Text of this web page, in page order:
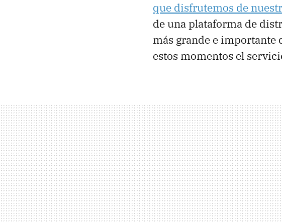
que disfrutemos de
de una plataforma de
más grande e importante
estos momentos el